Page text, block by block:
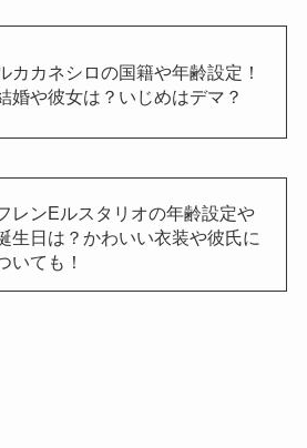
カカネシロの国籍や年齢設定！
婚や彼女は？いじめはデマ？
レンEルスタリオの年齢設定や
生日は？かわいい衣装や彼氏に
いても！